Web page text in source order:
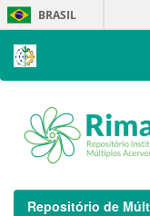
Skip
navigation
BRASIL
Repositório de